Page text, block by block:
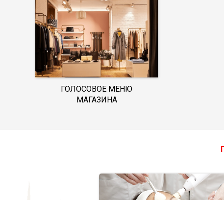
ГОЛОСОВОЕ МЕНЮ
МАГАЗИНА